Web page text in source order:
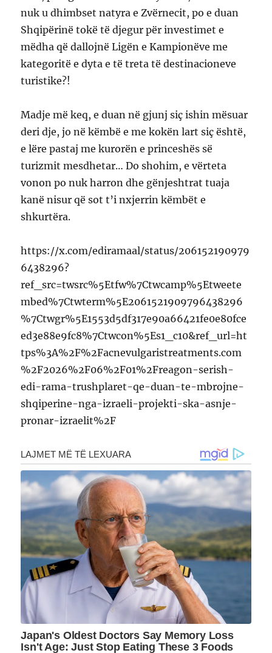
nuk u dhimbset natyra e Zvërnecit, po e duan
Shqipërinë tokë të djegur për investimet e
mëdha që dallojnë Ligën e Kampionëve me
kategoritë e dyta e të treta të destinacioneve
turistike?!
Madje më keq, e duan në gjunj siç ishin mësuar
deri dje, jo në këmbë e me kokën lart siç është,
e lëre pastaj me kurorën e princeshës së
turizmit mesdhetar… Do shohim, e vërteta
vonon po nuk harron dhe gënjeshtrat tuaja
kanë nisur që sot t’i nxjerrin këmbët e
shkurtëra.
https://x.com/ediramaal/status/206152190979
6438296?
ref_src=twsrc%5Etfw%7Ctwcamp%5Etweete
mbed%7Ctwterm%5E2061521909796438296
%7Ctwgr%5E1553d5df317e90a66421fe0e80fce
ed3e88e9fc8%7Ctwcon%5Es1_c10&ref_url=ht
tps%3A%2F%2Facnevulgaristreatments.com
%2F2026%2F06%2F01%2Freagon-serish-
edi-rama-trushplaret-qe-duan-te-mbrojne-
shqiperine-nga-izraeli-projekti-ska-asnje-
pronar-izraelit%2F